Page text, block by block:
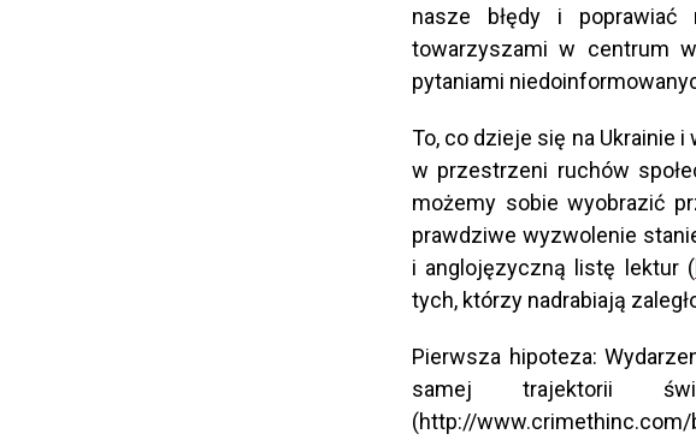
nasze błędy i poprawiać
towarzyszami w centrum
pytaniami
To, co dzieje się na Ukrainie
w przestrzeni ruchów
możemy sobie wyobrazić
prawdziwe wyzwolenie
i anglojęzyczną listę lektur (
tych, którzy nadrabiają
Pierwsza hipoteza:
samej trajektorii
(http://